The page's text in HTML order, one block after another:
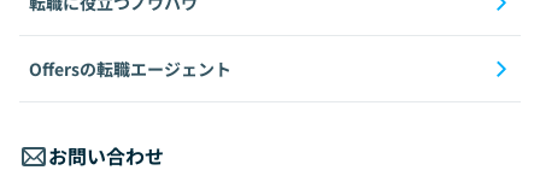
Offersの転職エージェント
お問い合わせ